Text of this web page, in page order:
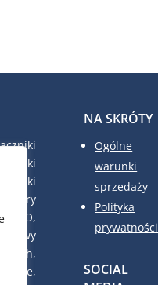
NA SKRÓTY
Ogólne
warunki
sprzedaży
Polityka
prywatności
SOCIAL